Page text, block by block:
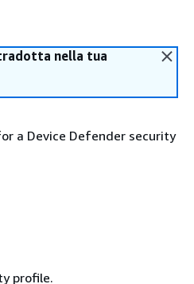
nella tua
a Device Defender security
profile.